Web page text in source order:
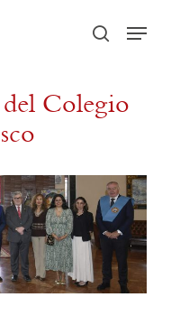
buscar
Colegio